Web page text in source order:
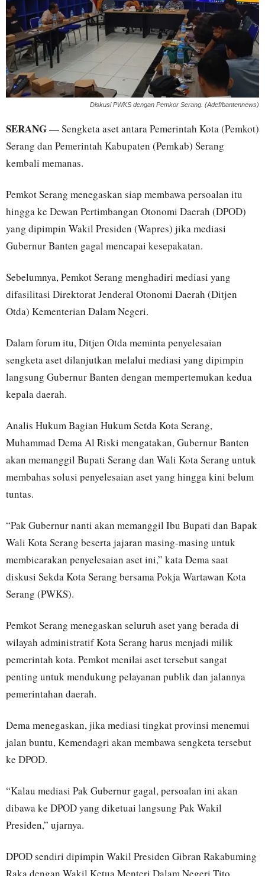
Diskusi PWKS dengan Pemkor Serang. (Adef/bantennews)
SERANG— Sengketa aset antara Pemerintah Kota (Pemkot)
Serang dan Pemerintah Kabupaten (Pemkab) Serang
kembali memanas.
Pemkot Serang menegaskan siap membawa persoalan itu
hingga ke Dewan Pertimbangan Otonomi Daerah (DPOD)
yang dipimpin Wakil Presiden (Wapres) jika mediasi
Gubernur Banten gagal mencapai kesepakatan.
Sebelumnya, Pemkot Serang menghadiri mediasi yang
difasilitasi Direktorat Jenderal Otonomi Daerah (Ditjen
Otda) Kementerian Dalam Negeri.
Dalam forum itu, Ditjen Otda meminta penyelesaian
sengketa aset dilanjutkan melalui mediasi yang dipimpin
langsung Gubernur Banten dengan mempertemukan kedua
kepala daerah.
Analis Hukum Bagian Hukum Setda Kota Serang,
Muhammad Dema Al Riski mengatakan, Gubernur Banten
akan memanggil Bupati Serang dan Wali Kota Serang untuk
membahas solusi penyelesaian aset yang hingga kini belum
tuntas.
“Pak Gubernur nanti akan memanggil Ibu Bupati dan Bapak
Wali Kota Serang beserta jajaran masing-masing untuk
membicarakan penyelesaian aset ini,” kata Dema saat
diskusi Sekda Kota Serang bersama Pokja Wartawan Kota
Serang (PWKS).
Pemkot Serang menegaskan seluruh aset yang berada di
wilayah administratif Kota Serang harus menjadi milik
pemerintah kota. Pemkot menilai aset tersebut sangat
penting untuk mendukung pelayanan publik dan jalannya
pemerintahan daerah.
Dema menegaskan, jika mediasi tingkat provinsi menemui
jalan buntu, Kemendagri akan membawa sengketa tersebut
ke DPOD.
“Kalau mediasi Pak Gubernur gagal, persoalan ini akan
dibawa ke DPOD yang diketuai langsung Pak Wakil
Presiden,” ujarnya.
DPOD sendiri dipimpin Wakil Presiden Gibran Rakabuming